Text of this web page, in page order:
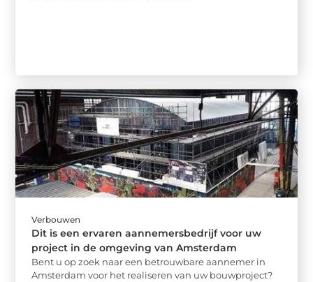
Verbouwen
Dit is een ervaren aannemersbedrijf voor uw
project in de omgeving van Amsterdam
Bent u op zoek naar een betrouwbare aannemer in
Amsterdam voor het realiseren van uw bouwproject?